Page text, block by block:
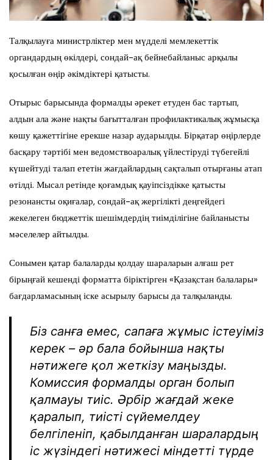
Талқылауға министрліктер мен мүдделі мемлекеттік
органдардың өкілдері, сондай-ақ бейнебайланыс арқылы
қосылған өңір әкімдіктері қатысты.
Отырыс барысында формалды әрекет етуден бас тартып,
алдын ала және нақты бағытталған профилактикалық жұмысқа
көшу қажеттігіне ерекше назар аударылды. Бірқатар өңірлерде
басқару тәртібі мен ведомствоаралық үйлестіруді түбегейлі
күшейтуді талап ететін жағдайлардың сақталып отырғаны атап
өтілді. Мысал ретінде қоғамдық қауіпсіздікке қатысты
резонансты оқиғалар, сондай-ақ жергілікті деңгейдегі
жекелеген бюджеттік шешімдердің тиімділігіне байланысты
мәселелер айтылды.
Сонымен қатар балаларды қолдау шараларын алғаш рет
бірыңғай кешенді форматта біріктірген «Қазақстан балалары»
бағдарламасының іске асырылу барысы да талқыланды.
Біз санға емес, сапаға жұмыс істеуіміз
керек – әр бала бойынша нақты
нәтижеге қол жеткізу маңызды.
Комиссия формалды орган болып
қалмауы тиіс. Әрбір жағдай жеке
қаралып, тиісті сүйемелдеу
белгіленіп, қабылданған шаралардың
іс жүзіндегі нәтижесі міндетті түрде